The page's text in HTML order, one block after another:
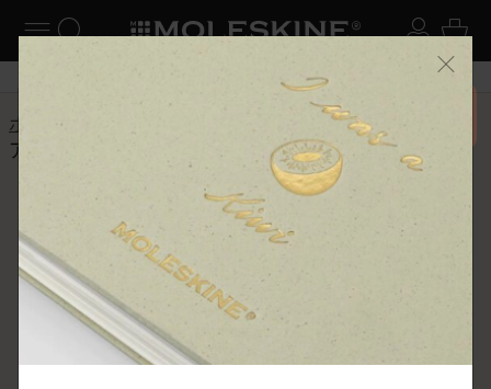
ナビゲーションの切替 ログ
検索 (キーワードなど) カ
6,500円以上のご購入で送料無料 メニ
ーを閉じる
ホーム
アプリ
アクションは Apple リマインダーと統合されますか?
よくある質問に戻る
アクションは Apple リマインダ
ーと統合されますか?
いいえ、Actions には Apple リマインダーと互換性のない
機能があるため、統合は行われません。インポート機能